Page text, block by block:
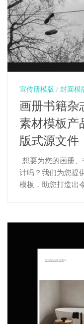
宣传册模版 / 封面模
画册书籍杂
素材模板产
版式源文件
想要为您的画册
计吗？我们为您提
模板，助您打造出